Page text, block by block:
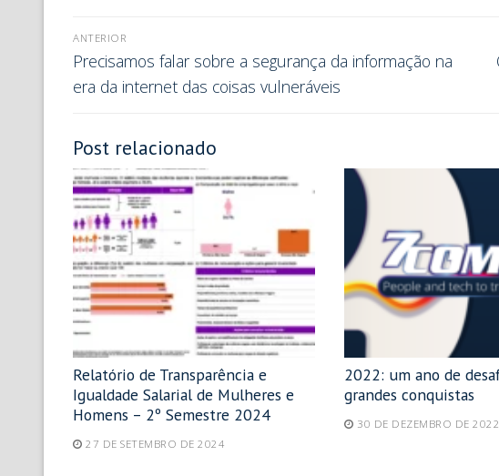
ANTERIOR
Precisamos falar sobre a segurança da informação na
era da internet das coisas vulneráveis
Post relacionado
Relatório de Transparência e
Igualdade Salarial de Mulheres e
Homens – 2º Semestre 2024
27 DE SETEMBRO DE 2024
2022: um ano de
grandes conquistas
30 DE DEZEMBRO DE 2022